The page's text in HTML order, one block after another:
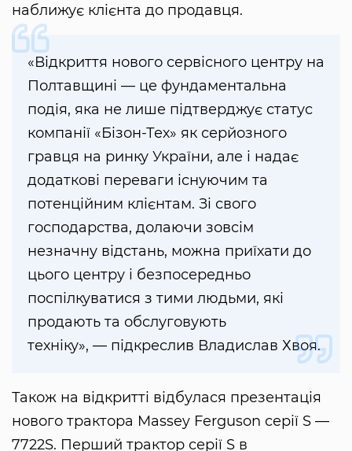
наближує клієнта до продавця.
«Відкриття нового сервісного центру на
Полтавщині — це фундаментальна
подія, яка не лише підтверджує статус
компанії «Бізон-Тех» як серйозного
гравця на ринку України, але і надає
додаткові переваги існуючим та
потенційним клієнтам. Зі свого
господарства, долаючи зовсім
незначну відстань, можна приїхати до
цього центру і безпосередньо
поспілкуватися з тими людьми, які
продають та обслуговують
техніку», — підкреслив Владислав Хвоя.
Також на відкритті відбулася презентація
нового трактора Massey Ferguson серії S —
7722S. Перший трактор серії S в